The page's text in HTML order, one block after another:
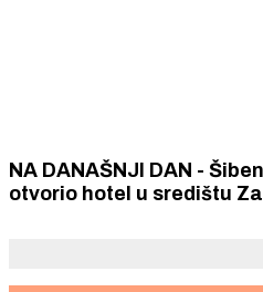
NA DANAŠNJI DAN -
otvorio hotel u središtu